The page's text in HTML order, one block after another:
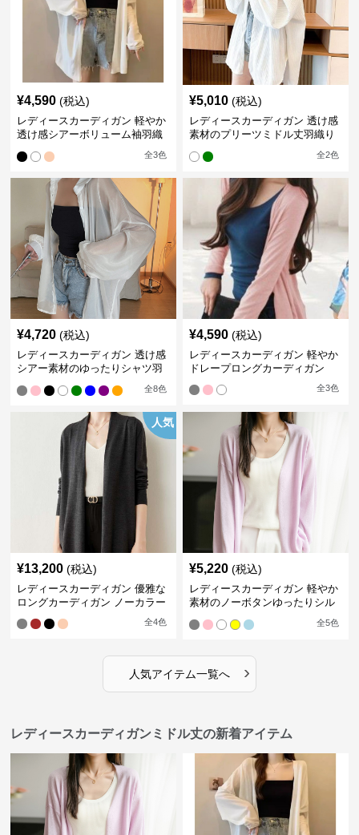
¥4,590 (税込)
レディースカーディガン 軽やか
透け感シアーボリューム袖羽織
全3色
¥5,010 (税込)
レディースカーディガン 透け感
素材のプリーツミドル丈羽織り
全2色
¥4,720 (税込)
レディースカーディガン 透け感
シアー素材のゆったりシャツ羽
全8色
¥4,590 (税込)
レディースカーディガン 軽やか
ドレープロングカーディガン
全3色
人気
¥13,200 (税込)
レディースカーディガン 優雅な
ロングカーディガン ノーカラー
全4色
¥5,220 (税込)
レディースカーディガン 軽やか
素材のノーボタンゆったりシル
全5色
人気アイテム一覧へ ›
レディースカーディガンミドル丈の新着アイテム